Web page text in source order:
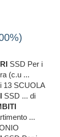
SSD Per i
(c.u ...
13 SCUOLA
SSD ... di
...